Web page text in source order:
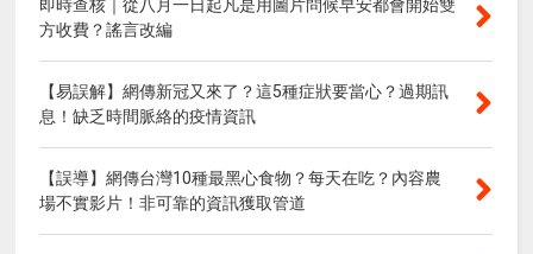
即時查核｜從八月一日起凡是用圖片問候早安都會開始雙
方收費？謠言改編
【易誤解】網傳新冠又來了？這5種症狀要當心？過期訊
息！缺乏時間脈絡的疫情資訊
【誤導】網傳台灣10種最黑心食物？每天在吃？內容農
場不實影片！非可靠的資訊獲取管道